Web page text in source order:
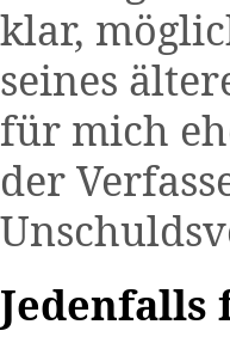
klar,
seines
für mich
der